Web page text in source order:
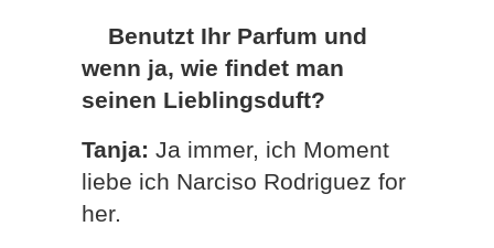
Benutzt Ihr Parfum und
wenn ja, wie findet man
seinen Lieblingsduft?
Tanja: Ja immer, ich Moment
liebe ich Narciso Rodriguez for
her.